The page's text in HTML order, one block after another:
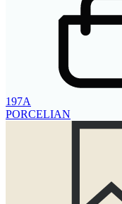
197A
PORCELIAN